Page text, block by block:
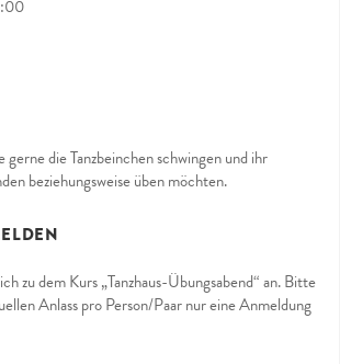
gerne die Tanzbeinchen schwingen und ihr
beziehungsweise üben möchten.
zu dem Kurs „Tanzhaus-Übungsabend“ an. Bitte
Anlass pro Person/Paar nur eine Anmeldung